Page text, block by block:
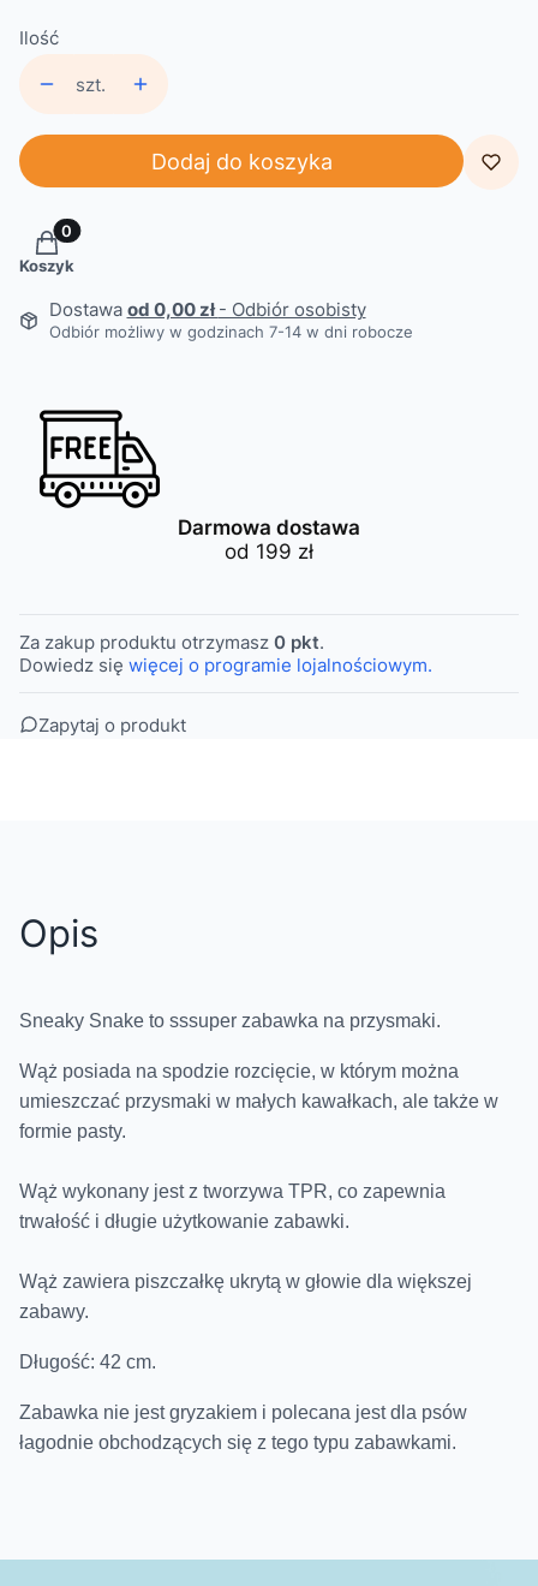
Ilość
szt.
Dodaj do koszyka
Produkty w koszyku: 0. Zobacz szczegóły
Koszyk
Dostawa od 0,00 zł- Odbiór osobisty
Odbiór możliwy w godzinach 7-14 w dni robocze
Darmowa dostawa
od 199 zł
Za zakup produktu otrzymasz 0 pkt.
Dowiedz się więcej o programie lojalnościowym.
Zapytaj o produkt
Opis
Sneaky Snake to sssuper zabawka na przysmaki.
Wąż posiada na spodzie rozcięcie, w którym można
umieszczać przysmaki w małych kawałkach, ale także w
formie pasty.
Wąż wykonany jest z tworzywa TPR, co zapewnia
trwałość i długie użytkowanie zabawki.
Wąż zawiera piszczałkę ukrytą w głowie dla większej
zabawy.
Długość: 42 cm.
Zabawka nie jest gryzakiem i polecana jest dla psów
łagodnie obchodzących się z tego typu zabawkami.